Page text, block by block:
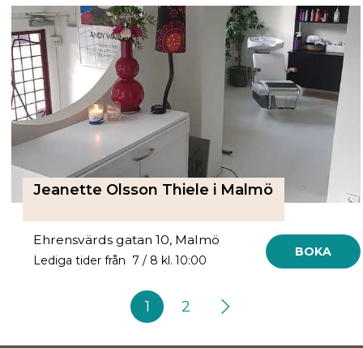
Jeanette Olsson Thiele i Malmö
Ehrensvärds gatan 10, Malmö
Lediga tider från 7 / 8 kl. 10:00
BOKA
1 2